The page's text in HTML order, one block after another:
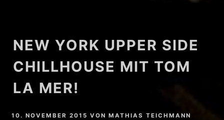
NEW YORK UPPER SIDE
CHILLHOUSE MIT TOM
LA MER!
10. NOVEMBER 2015 VONMATHIAS TEICHMANN